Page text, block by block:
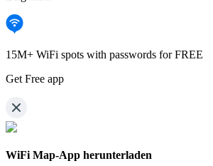
15M+ WiFi spots with passwords for FREE
Get Free app
WiFi Map-App herunterladen